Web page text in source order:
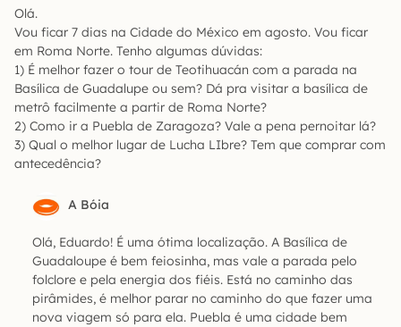
Olá.
Vou ficar 7 dias na Cidade do México em agosto. Vou ficar
em Roma Norte. Tenho algumas dúvidas:
1) É melhor fazer o tour de Teotihuacán com a parada na
Basílica de Guadalupe ou sem? Dá pra visitar a basílica de
metrô facilmente a partir de Roma Norte?
2) Como ir a Puebla de Zaragoza? Vale a pena pernoitar lá?
3) Qual o melhor lugar de Lucha LIbre? Tem que comprar com
antecedência?
A Bóia
Olá, Eduardo! É uma ótima localização. A Basílica de
Guadaloupe é bem feiosinha, mas vale a parada pelo
folclore e pela energia dos fiéis. Está no caminho das
pirâmides, é melhor parar no caminho do que fazer uma
nova viagem só para ela. Puebla é uma cidade bem